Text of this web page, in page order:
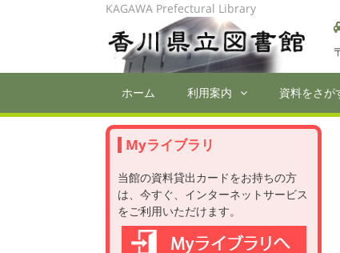
KAGAWA Prefectural Library
ホーム 利用案内 資料をさが
Myライブラリ
当館の資料貸出カードをお持ちの方
は、今すぐ、インターネットサービス
をご利用いただけます。